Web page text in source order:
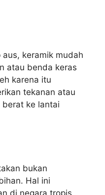
keramik mudah
atau benda keras
karena itu
tekanan atau
ke lantai
bukan
Hal ini